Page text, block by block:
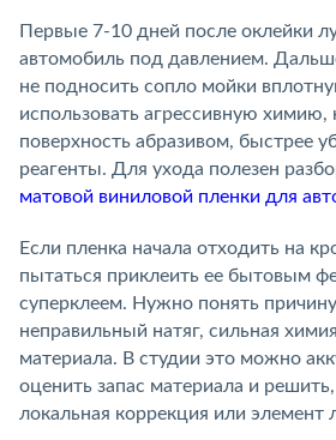
Первые 7-10 дней после оклейки
автомобиль под давлением.
не подносить сопло мойки
использовать агрессивную химию,
поверхность абразивом, быстрее
реагенты. Для ухода полезен
матовой виниловой пленки для
Если пленка начала отходить на
пытаться приклеить ее бытовым
суперклеем. Нужно понять
неправильный натяг, сильная
материала. В студии это можно
оценить запас материала и
локальная коррекция или элемент